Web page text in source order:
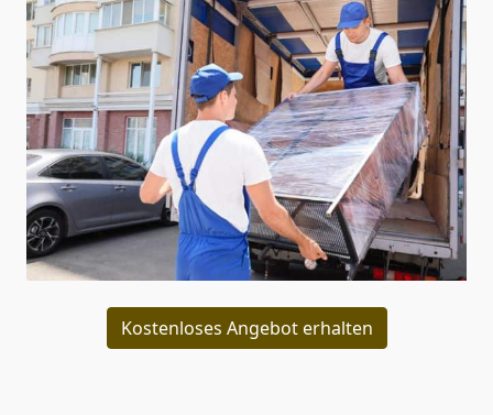
Kostenloses Angebot erhalten